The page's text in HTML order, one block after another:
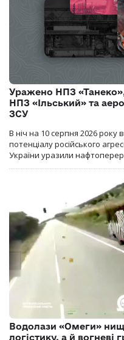
Уражено НПЗ
НПЗ «Ільський» та
ЗСУ
В ніч на 10 серпня 2026
потенціалу російського
України уразили
Водолази «Омеги»
логістику, а й вогневі